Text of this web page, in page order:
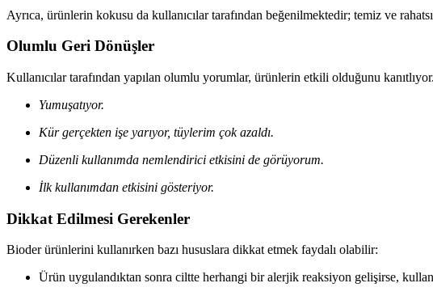
Ayrıca, ürünlerin kokusu da kullanıcılar tarafından beğenilmektedir; temiz ve
Olumlu Geri Dönüşler
Kullanıcılar tarafından yapılan olumlu yorumlar, ürünlerin etkili olduğunu
Yumuşatıyor.
Kür gerçekten işe yarıyor, tüylerim çok azaldı.
Düzenli kullanımda nemlendirici etkisini de görüyorum.
İlk kullanımdan etkisini gösteriyor.
Dikkat Edilmesi Gerekenler
Bioder ürünlerini kullanırken bazı hususlara dikkat etmek faydalı olabilir:
Ürün uygulandıktan sonra ciltte herhangi bir alerjik reaksiyon gelişirse,